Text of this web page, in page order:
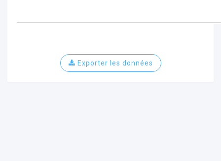
Exporter les données